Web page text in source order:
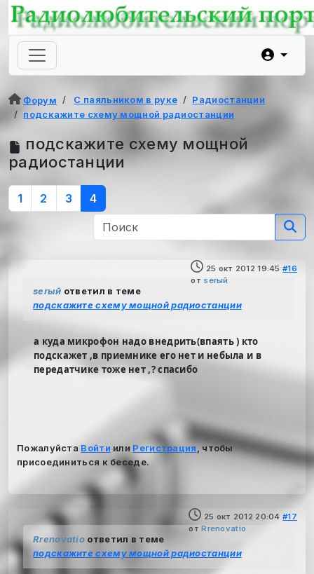
Форум С паяльником в руке
Радиостанции
подскажите схему мощной радиостанции
подскажите схему мощной
радиостанции
1 2 3 4
25 окт 2012 19:45 #16
от serый
serый ответил в теме
подскажите схему мощной радиостанции
а куда микрофон надо внедрить(впаять ) кто
подскажет ,в приемнике его нет и небыла и в
передатчике тоже нет ,? спасибо
Пожалуйста Войти или Регистрация, чтобы
присоединиться к беседе.
25 окт 2012 20:04 #17
отRrenovatio
Rrenovatio ответил в теме
подскажите схему мощной радиостанции